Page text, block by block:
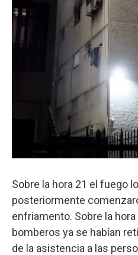
Sobre la hora 21 el fuego
posteriormente
enfriamento. Sobre la
bomberos ya se habían
de la asistencia a las